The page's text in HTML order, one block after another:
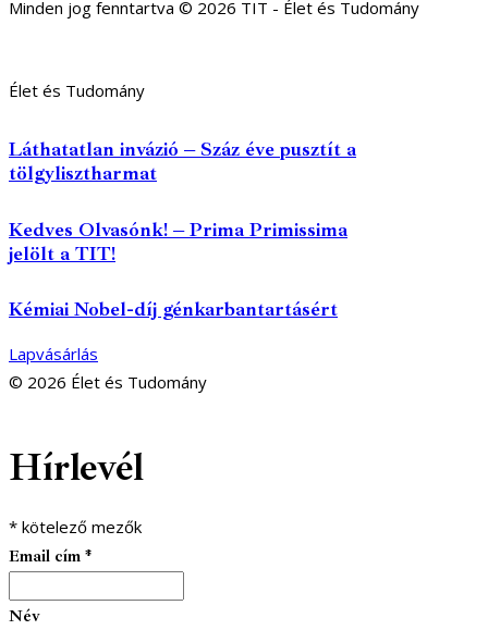
Minden jog fenntartva © 2026 TIT - Élet és Tudomány
Élet és Tudomány
Láthatatlan invázió – Száz éve pusztít a
tölgylisztharmat
Kedves Olvasónk! – Prima Primissima
jelölt a TIT!
Kémiai Nobel-díj génkarbantartásért
Lapvásárlás
© 2026 Élet és Tudomány
Hírlevél
* kötelező mezők
Email cím *
Név